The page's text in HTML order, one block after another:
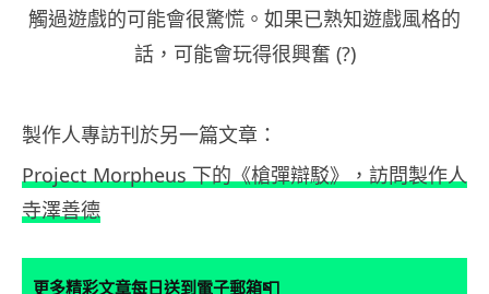
觸過遊戲的可能會很驚慌。如果已熟知遊戲風格的
話，可能會玩得很興奮 (?)
製作人專訪刊於另一篇文章：
Project Morpheus 下的《槍彈辯駁》，訪問製作人
寺澤善德
更多精彩文章每日送到電子郵箱📮